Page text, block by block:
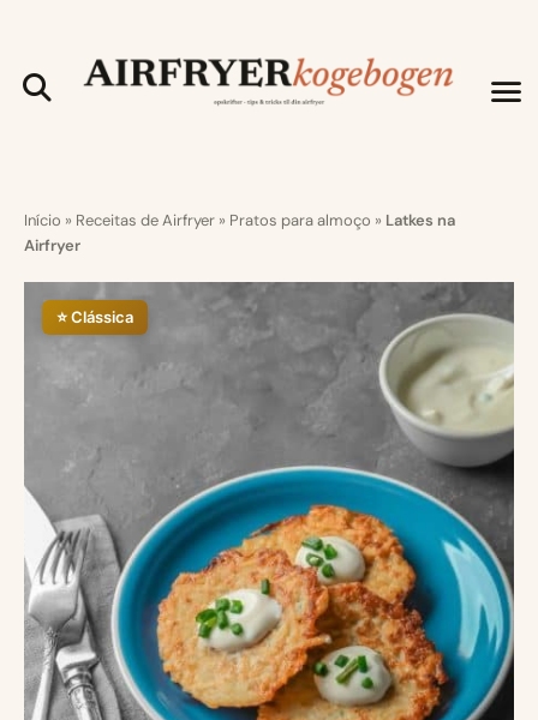
Início » Receitas de Airfryer » Pratos para almoço » Latkes na
Airfryer
⭐ Clássica